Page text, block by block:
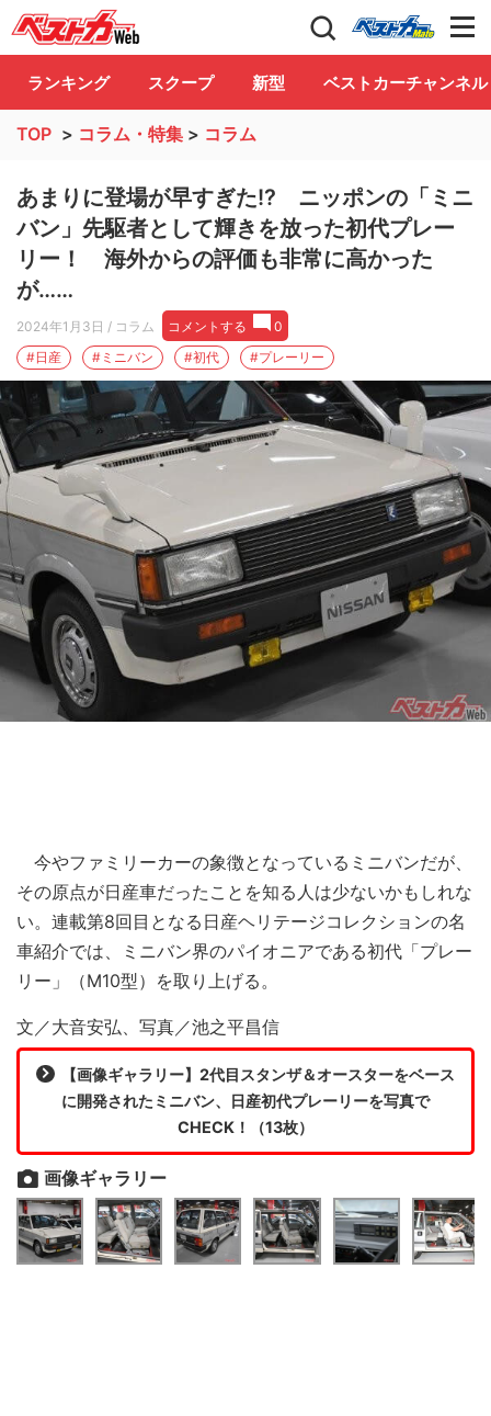
自動車情報誌「ベストカー」 Club
ランキング スクープ 新型 ベストカーチャンネル
TOP > コラム・特集 > コラム
あまりに登場が早すぎた!? ニッポンの「ミニ
バン」先駆者として輝きを放った初代プレー
リー！ 海外からの評価も非常に高かった
が……
2024年1月3日 / コラム コメントする
0
#日産
#ミニバン #初代 #プレーリー
今やファミリーカーの象徴となっているミニバンだが、
その原点が日産車だったことを知る人は少ないかもしれな
い。連載第8回目となる日産ヘリテージコレクションの名
車紹介では、ミニバン界のパイオニアである初代「プレー
リー」（M10型）を取り上げる。
文／大音安弘、写真／池之平昌信
【画像ギャラリー】2代目スタンザ＆オースターをベース
に開発されたミニバン、日産初代プレーリーを写真で
CHECK！（13枚）
画像ギャラリー